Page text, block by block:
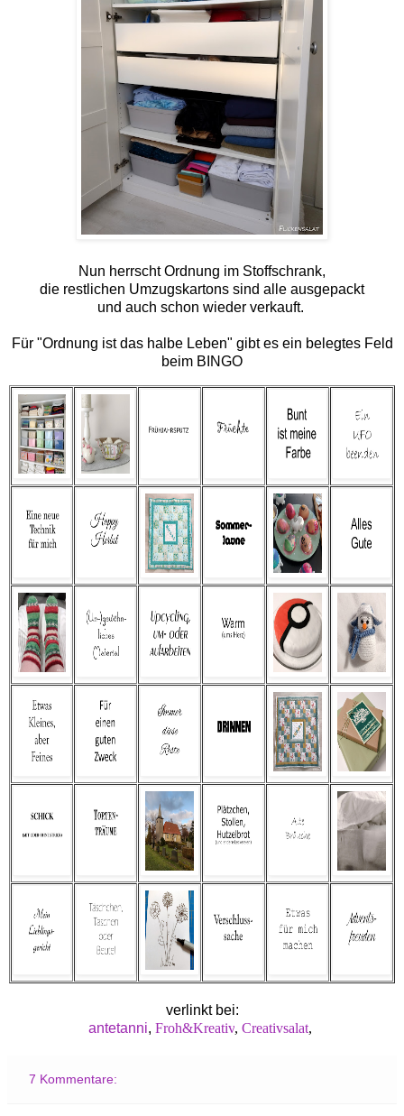
Nun herrscht Ordnung im Stoffschrank,
die restlichen Umzugskartons sind alle ausgepackt
und auch schon wieder verkauft.
Für "Ordnung ist das halbe Leben" gibt es ein belegtes Feld
beim BINGO
verlinkt bei:
antetanni, Froh&Kreativ, Creativsalat,
7 Kommentare: